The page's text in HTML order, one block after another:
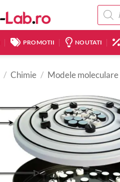
Products
search
PROMOTII NOUTATI
/ Chimie / Modele moleculare